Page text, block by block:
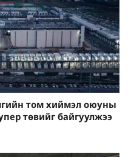
том хиймэл оюуны
төвийг байгуулжээ